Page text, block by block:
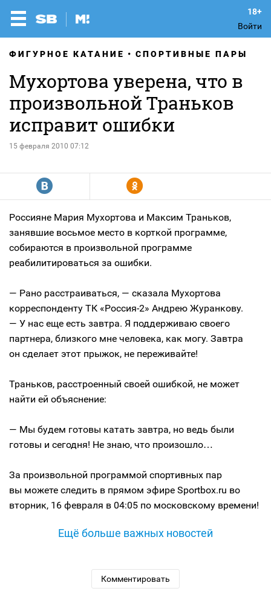
Войти
ФИГУРНОЕ КАТАНИЕ СПОРТИВНЫЕ ПАРЫ
Мухортова уверена, что в
произвольной Траньков
исправит ошибки
15 февраля 2010 07:12
R Y
Россияне Мария Мухортова и Максим Траньков,
занявшие восьмое место в корткой программе,
собираются в произвольной программе
реабилитироваться за ошибки.
— Рано расстраиваться, — сказала Мухортова
корреспонденту ТК «Россия-2» Андрею Журанкову.
— У нас еще есть завтра. Я поддерживаю своего
партнера, близкого мне человека, как могу. Завтра
он сделает этот прыжок, не переживайте!
Траньков, расстроенный своей ошибкой, не может
найти ей объяснение:
— Мы будем готовы катать завтра, но ведь были
готовы и сегодня! Не знаю, что произошло…
За произвольной программой спортивных пар
вы можете следить в прямом эфире Sportbox.ru во
вторник, 16 февраля в 04:05 по московскому времени!
Ещё больше важных новостей
Комментировать